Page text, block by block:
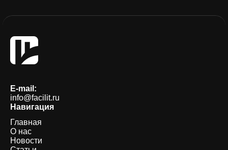
E-mail:
info@facilit.ru
Навигация
Главная
О нас
Новости